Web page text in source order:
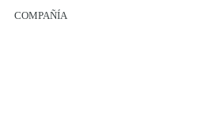
COMPAÑÍA